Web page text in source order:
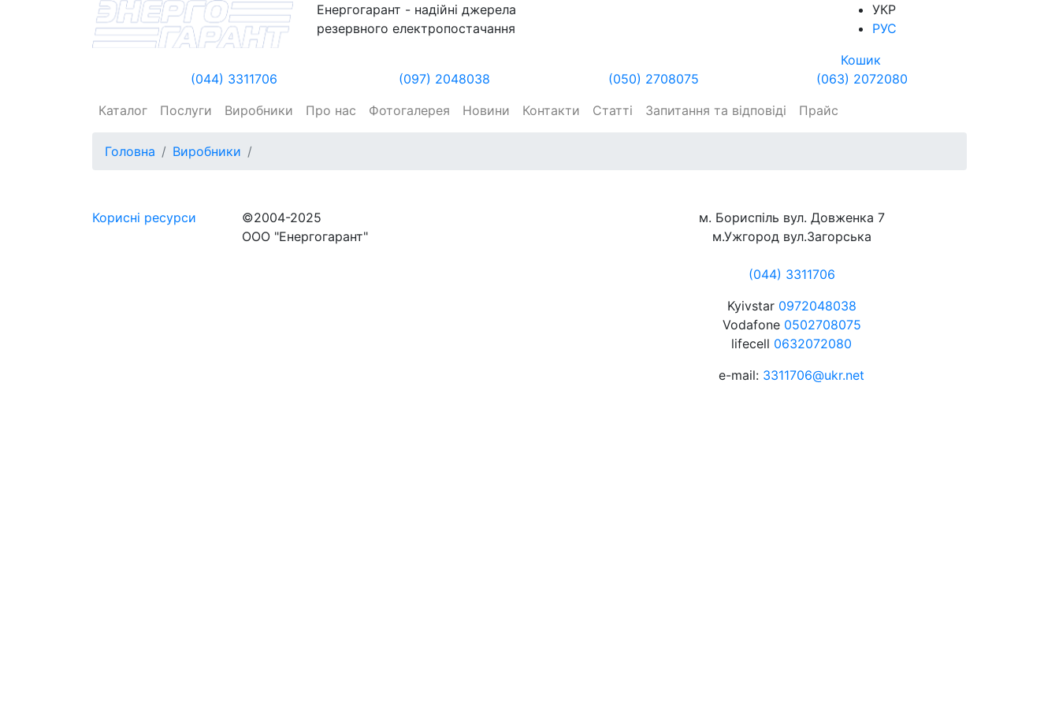
Енергогарант - надійні джерела
резервного електропостачання
УКР
РУС
Кошик
(044) 3311706
(097) 2048038 (050) 2708075
(063) 2072080
Каталог
Послуги Виробники Про нас Фотогалерея Новини Контакти Статті Запитання та відповіді Прайс
Головна Виробники
Корисні ресурси
©2004-2025
ООО "Енергогарант"
м. Бориспіль вул. Довженка 7
м.Ужгород вул.Загорська
(044) 3311706
Kyivstar 0972048038
Vodafone 0502708075
lifecell 0632072080
e-mail: 3311706@ukr.net